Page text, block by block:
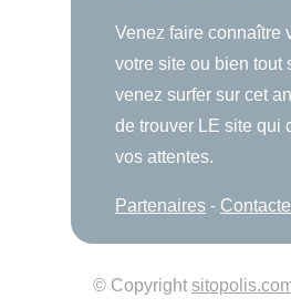
Venez faire connaître
votre site ou bien tout
venez surfer sur cet
de trouver LE site qui
vos attentes.
Partenaires -
© Copyright